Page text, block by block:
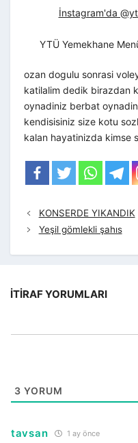
İnstagram'da
YTÜ Yemekhane
ozan dogulu sonrasi
katilalim dedik birazdan
oynadiniz berbat
kendisisiniz size kotu
kalan hayatinizda kimse
KONSERDE YIKANDIK
Yeşil gömlekli şahıs
İTIRAF YORUMLARI
3 YORUM
tavsan 1 ay önce